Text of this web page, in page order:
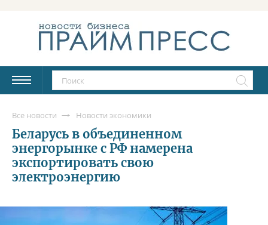
Все новости Новости экономики
Беларусь в объединенном
энергорынке с РФ намерена
экспортировать свою
электроэнергию